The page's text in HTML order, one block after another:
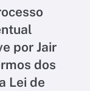
por Jair
dos
Lei de